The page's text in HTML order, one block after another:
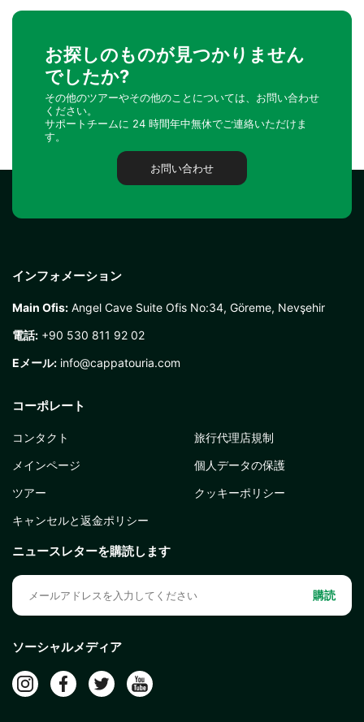
お探しのものが見つかりません
でしたか?
その他のツアーやその他のことについては、お問い合わせ
ください。
サポートチームに 24 時間年中無休でご連絡いただけま
す。
お問い合わせ
インフォメーション
Main Ofis: Angel Cave Suite Ofis No:34, Göreme, Nevşehir
電話: +90 530 811 92 02
Eメール: info@cappatouria.com
コーポレート
コンタクト
メインページ
ツアー
キャンセルと返金ポリシー
旅行代理店規制
個人データの保護
クッキーポリシー
ニュースレターを購読します
購読
ソーシャルメディア